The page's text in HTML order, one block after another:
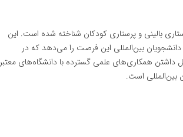
بالینی و پرستاری کودکان شناخته شده است. این
بین‌المللی این فرصت را می‌دهد که در
داشتن همکاری‌های علمی گسترده با دانشگاه‌های معتبر
بین‌المللی است.